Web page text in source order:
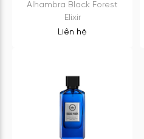
Alhambra Black Forest
Elixir
Liên hệ